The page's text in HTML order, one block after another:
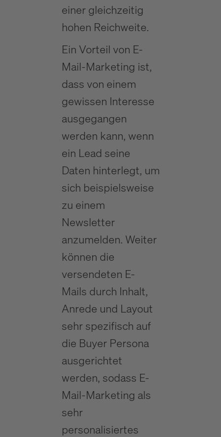
einer gleichzeitig
hohen Reichweite.
Ein Vorteil von E-
Mail-Marketing ist,
dass von einem
gewissen Interesse
ausgegangen
werden kann, wenn
ein Lead seine
Daten hinterlegt, um
sich beispielsweise
zu einem
Newsletter
anzumelden. Weiter
können die
versendeten E-
Mails durch Inhalt,
Anrede und Layout
sehr spezifisch auf
die Buyer Persona
ausgerichtet
werden, sodass E-
Mail-Marketing als
sehr
personalisiertes